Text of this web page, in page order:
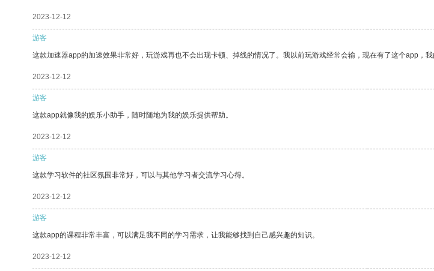
2023-12-12
游客
这款加速器app的加速效果非常好，玩游戏再也不会出现卡顿、掉线的情况了。我以前玩游戏经常会输，现在有了这个app，我
2023-12-12
游客
这款app就像我的娱乐小助手，随时随地为我的娱乐提供帮助。
2023-12-12
游客
这款学习软件的社区氛围非常好，可以与其他学习者交流学习心得。
2023-12-12
游客
这款app的课程非常丰富，可以满足我不同的学习需求，让我能够找到自己感兴趣的知识。
2023-12-12